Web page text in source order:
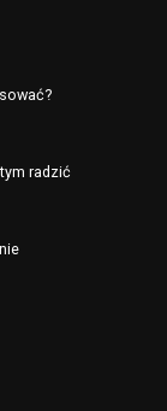
radzić